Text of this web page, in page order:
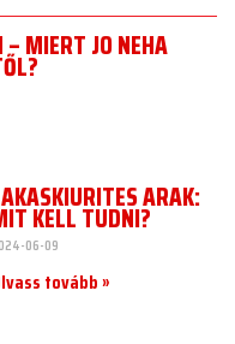
– MIÉRT JÓ NÉHA
ÁRAK:
KELL TUDNI?
06-09
tovább »